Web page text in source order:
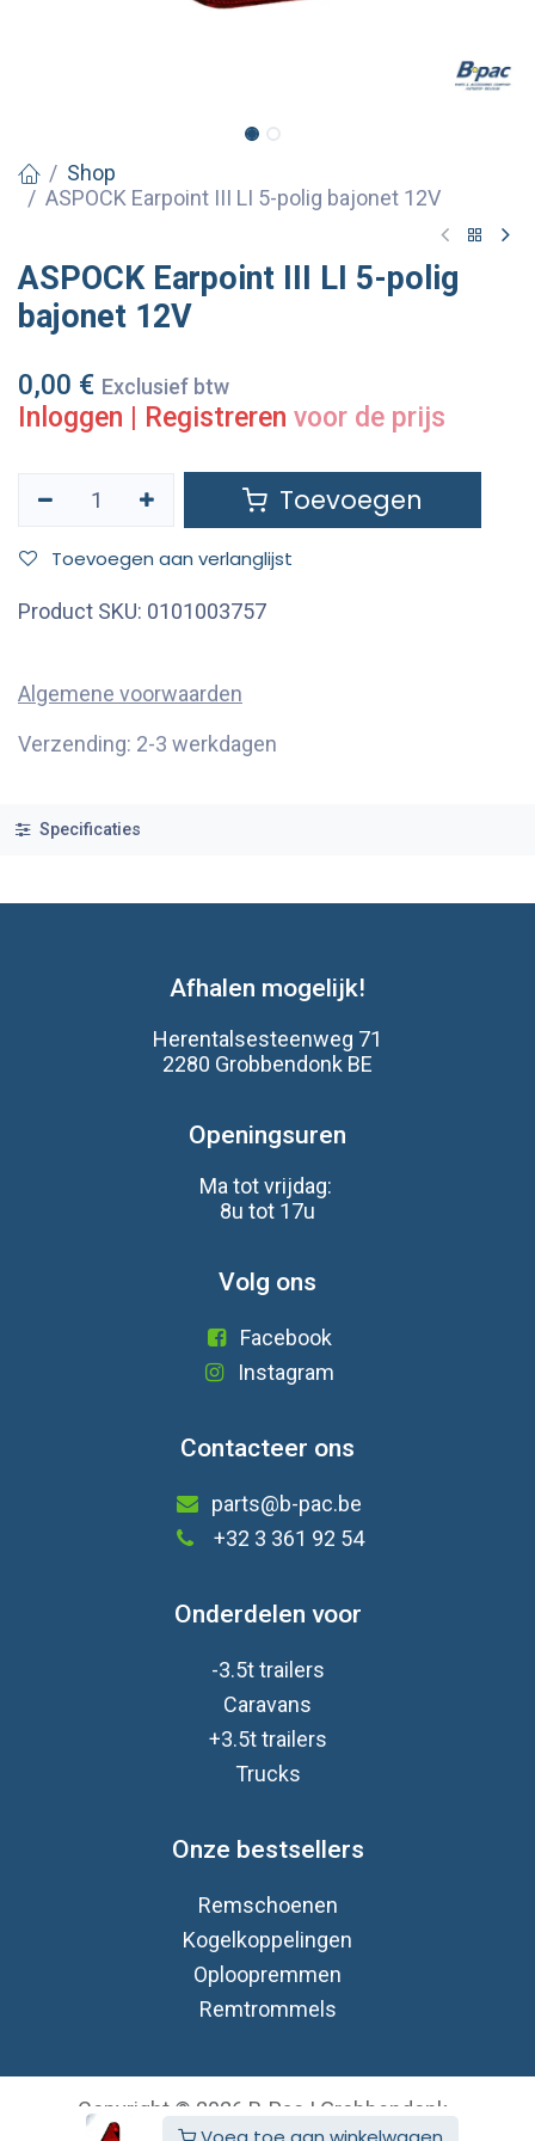
Shop
ASPOCK Earpoint III LI 5-polig bajonet 12V
ASPOCK Earpoint III LI 5-polig
bajonet 12V
0,00 € Exclusief btw
Inloggen Registreren voor de prijs
Toevoegen
Toevoegen aan verlanglijst
Product SKU: 0101003757
Algemene voorwaarden
Verzending: 2-3 werkdagen
Specificaties
Afhalen mogelijk!
Herentalsesteenweg 71
2280 Grobbendonk BE
Openingsuren
Ma tot vrijdag:
8u tot 17u
Volg ons
Facebook
Instagram
Contacteer ons
parts@b-pac.be
+32 3 361 92 54
Onderdelen voor
-3.5t trailers
Caravans
+3.5t trailers
Trucks
Onze bestsellers
Remschoenen
Kogelkoppelingen
Oploopremmen
Remtrommels
Copyright © 2026 B-Pac | Grobbendonk
Nederlands (BE)